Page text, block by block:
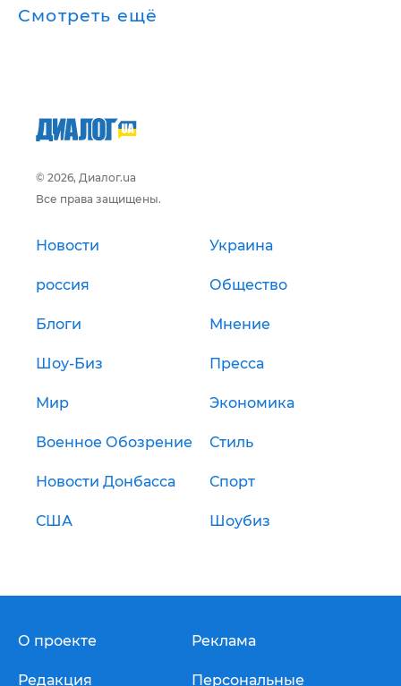
Смотреть ещё
© 2026, Диалог.ua
Все права защищены.
Новости Украина
россия Общество
Блоги Мнение
Шоу-Биз Пресса
Мир Экономика
Военное Обозрение Стиль
Новости Донбасса Спорт
США Шоубиз
О проекте
Редакция
Реклама
Персональные